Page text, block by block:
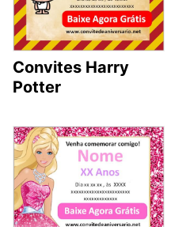
Convites Harry
Potter